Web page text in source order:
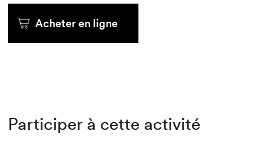
Acheter en ligne
Participer à cette activité